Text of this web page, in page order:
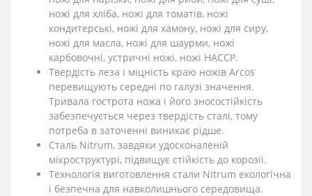
ножі для хліба, ножі для томатів, ножі
кондитерські, ножі для хамону, ножі для сиру,
ножі для масла, ножі для шаурми, ножі
карбовочні, устричні ножі, ножі HACCP.
Твердість леза і міцність краю ножів Arcos
перевищують середні по галузі значення.
Тривала гострота ножа і його зносостійкість
забезпечується через твердість сталі, тому
потреба в заточенні виникає рідше.
Сталь Nitrum, завдяки удосконаленій
мікроструктурі, підвищує стійкість до корозії.
Технологія виготовлення стали Nitrum екологічна
і безпечна для навколишнього середовища.